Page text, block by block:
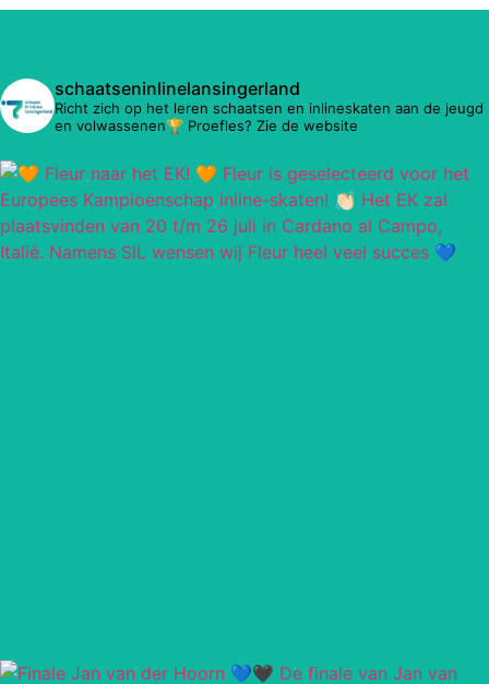
schaatseninlinelansingerland
Richt zich op het leren schaatsen en inlineskaten aan de jeugd
en volwassenen🏆 Proefles? Zie de website